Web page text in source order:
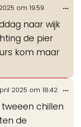
om 19:59
naar wijk
de pier
kom maar
...
2025 om 18:42
chillen
de
...